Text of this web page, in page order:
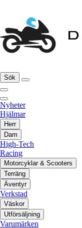
Sök
Nyheter
Hjälmar
Herr
Dam
High-Tech
Racing
Motorcyklar & Scooters
Terräng
Äventyr
Verkstad
Väskor
Utförsäljning
Varumärken